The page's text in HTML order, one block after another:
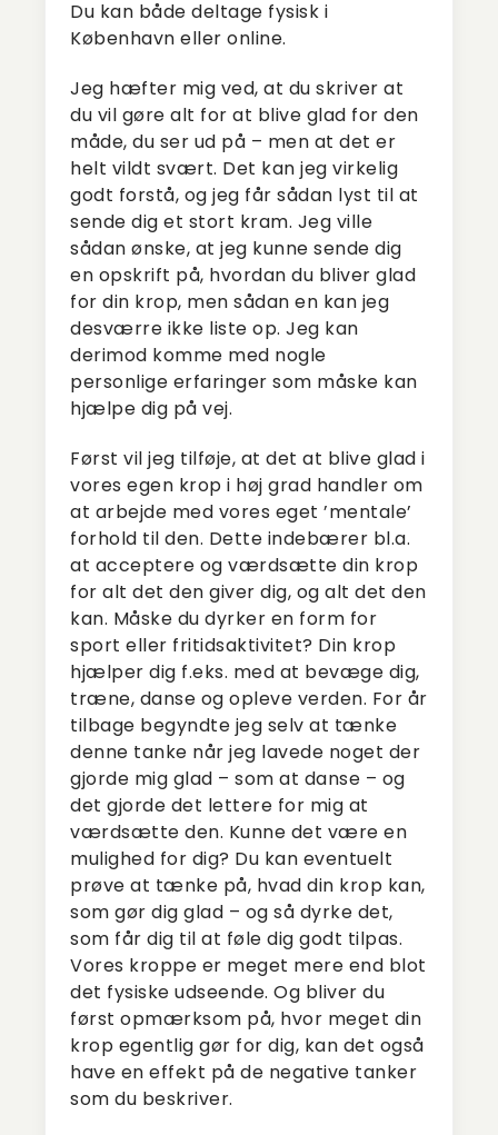
Du kan både deltage fysisk i
København eller online.
Jeg hæfter mig ved, at du skriver at
du vil gøre alt for at blive glad for den
måde, du ser ud på – men at det er
helt vildt svært. Det kan jeg virkelig
godt forstå, og jeg får sådan lyst til at
sende dig et stort kram. Jeg ville
sådan ønske, at jeg kunne sende dig
en opskrift på, hvordan du bliver glad
for din krop, men sådan en kan jeg
desværre ikke liste op. Jeg kan
derimod komme med nogle
personlige erfaringer som måske kan
hjælpe dig på vej.
Først vil jeg tilføje, at det at blive glad i
vores egen krop i høj grad handler om
at arbejde med vores eget ’mentale’
forhold til den. Dette indebærer bl.a.
at acceptere og værdsætte din krop
for alt det den giver dig, og alt det den
kan. Måske du dyrker en form for
sport eller fritidsaktivitet? Din krop
hjælper dig f.eks. med at bevæge dig,
træne, danse og opleve verden. For år
tilbage begyndte jeg selv at tænke
denne tanke når jeg lavede noget der
gjorde mig glad – som at danse – og
det gjorde det lettere for mig at
værdsætte den. Kunne det være en
mulighed for dig? Du kan eventuelt
prøve at tænke på, hvad din krop kan,
som gør dig glad – og så dyrke det,
som får dig til at føle dig godt tilpas.
Vores kroppe er meget mere end blot
det fysiske udseende. Og bliver du
først opmærksom på, hvor meget din
krop egentlig gør for dig, kan det også
have en effekt på de negative tanker
som du beskriver.